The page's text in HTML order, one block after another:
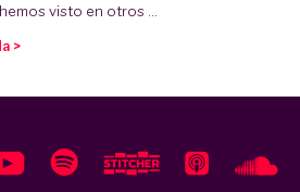
visto en otros ...
>